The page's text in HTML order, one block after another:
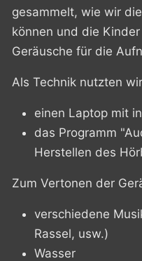
gesammelt, wie wir
können und die
Geräusche für die
Als Technik nutzten
einen Laptop mit
das Programm
Herstellen des
Zum Vertonen der
verschiedene
Rassel, usw.)
Wasser